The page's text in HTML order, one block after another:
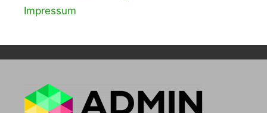
Impressum